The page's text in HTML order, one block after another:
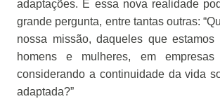
adaptações. E essa nova realidade
grande pergunta, entre tantas outras:
nossa missão, daqueles que estamos
homens e mulheres, em empresas
considerando a continuidade da vida
adaptada?”